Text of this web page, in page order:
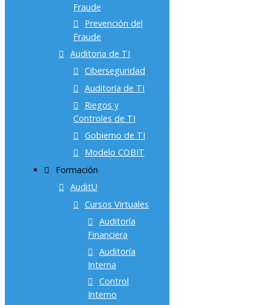
Fraude
Prevención del
Fraude
Auditoria de TI
Ciberseguridad
Auditoría de TI
Riegos y
Controles de TI
Gobierno de TI
Modelo COBIT
Formación
AuditU
Cursos Virtuales
Auditoría
Financiera
Auditoría
Interna
Control
Interno